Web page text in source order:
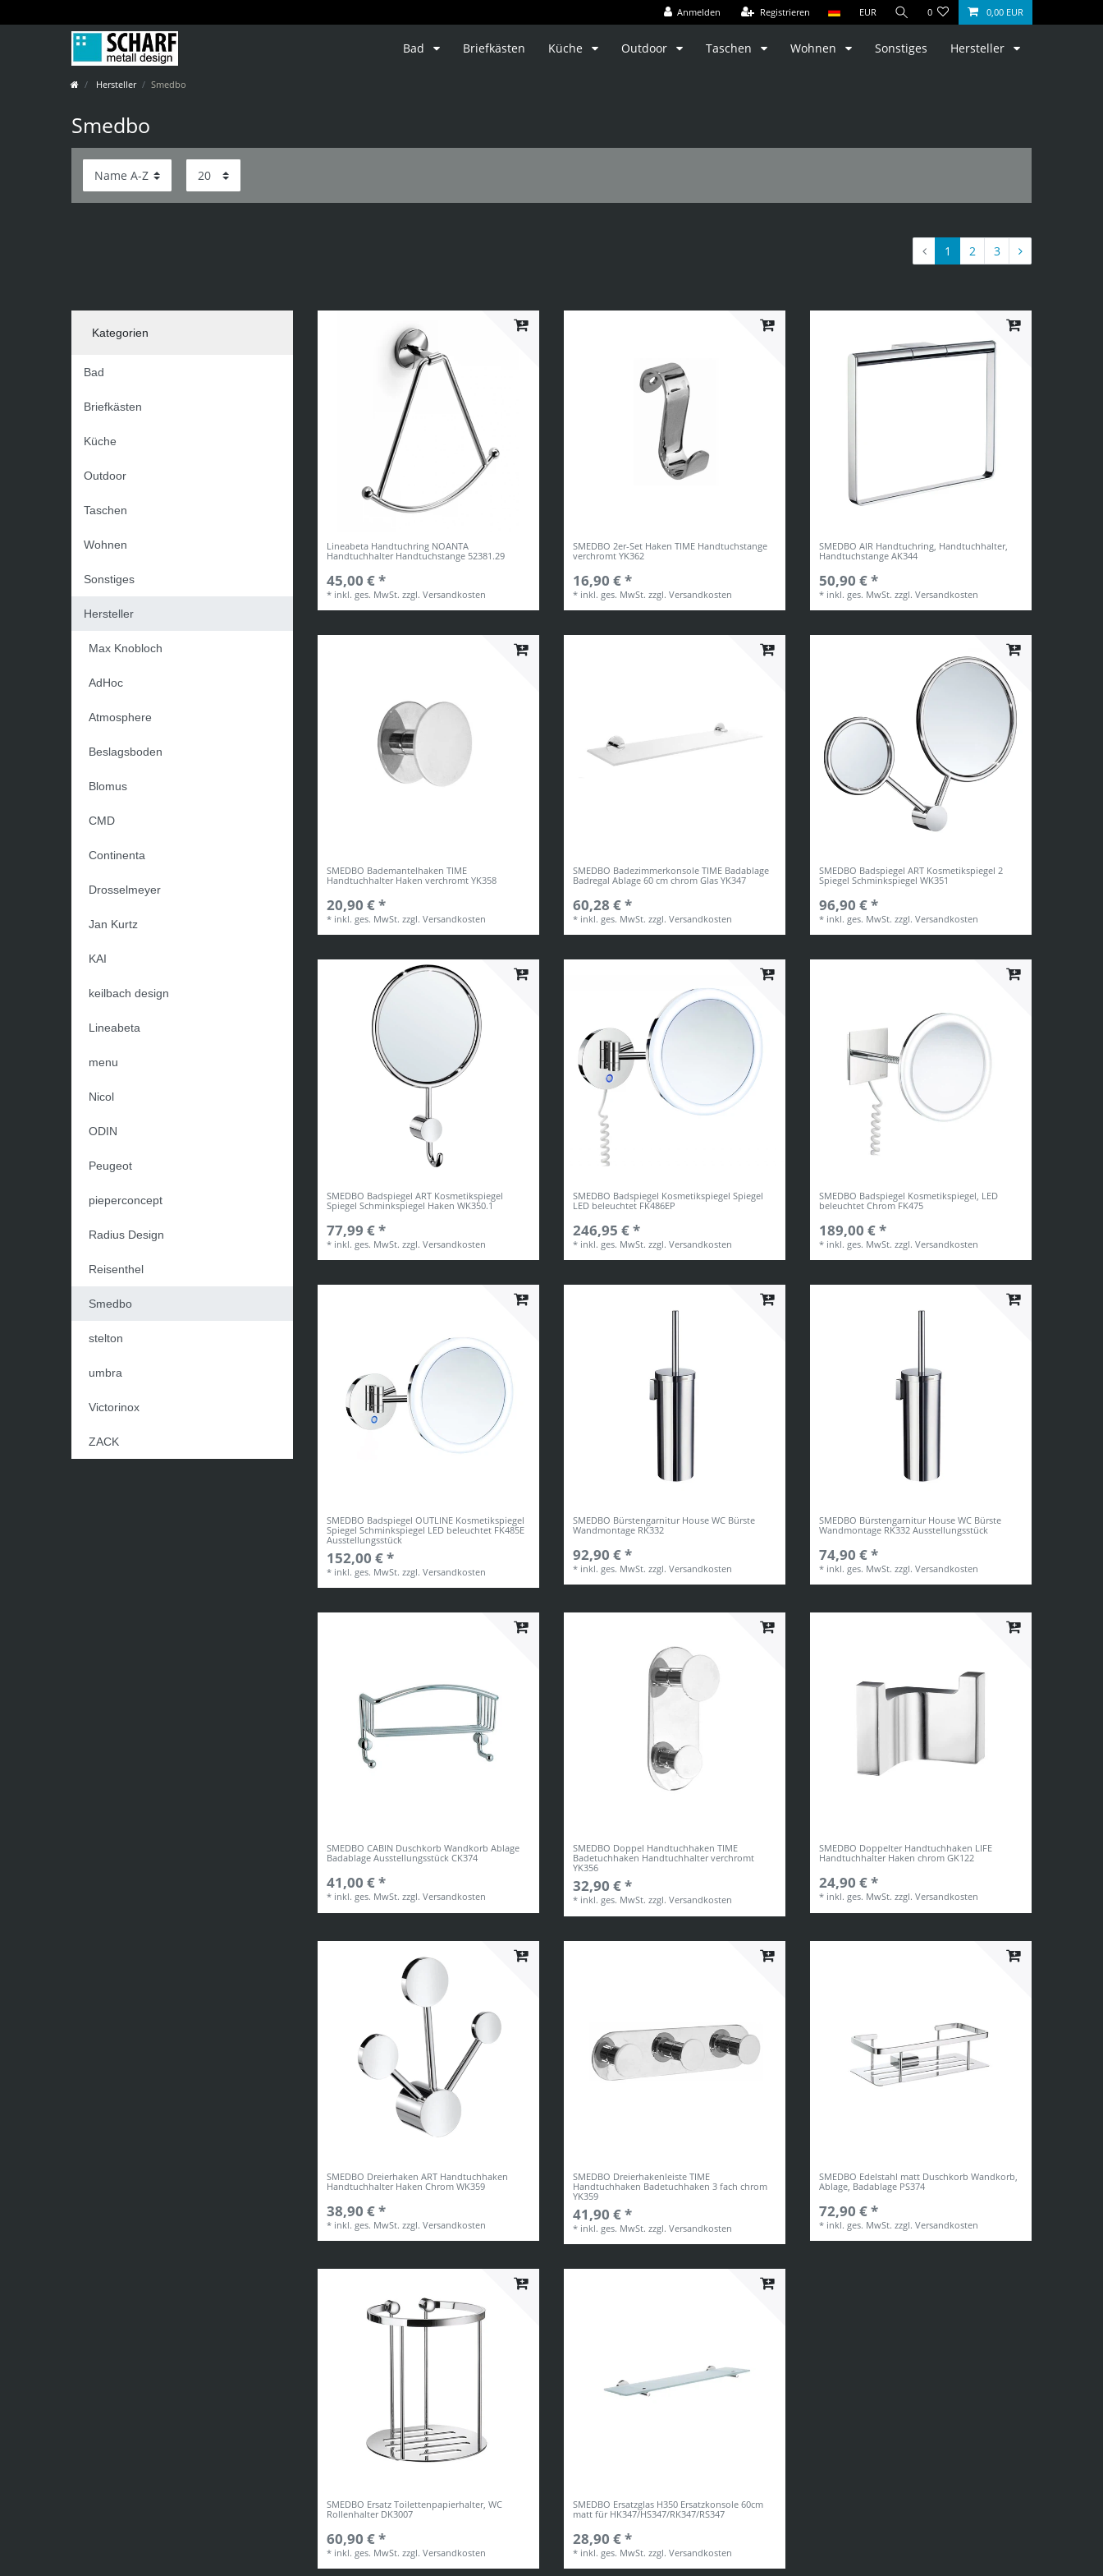
Anmelden Registrieren EUR 0 0,00 EUR
Bad Briefkästen Küche Outdoor Taschen Wohnen Sonstiges Hersteller
Hersteller Smedbo
Smedbo
1 2 3
Kategorien
Bad
Briefkästen
Küche
Outdoor
Taschen
Wohnen
Sonstiges
Hersteller
Max Knobloch
AdHoc
Atmosphere
Beslagsboden
Blomus
CMD
Continenta
Drosselmeyer
Jan Kurtz
KAI
keilbach design
Lineabeta
menu
Nicol
ODIN
Peugeot
pieperconcept
Radius Design
Reisenthel
Smedbo
stelton
umbra
Victorinox
ZACK
Lineabeta Handtuchring NOANTA
Handtuchhalter Handtuchstange 52381.29
45,00 € *
* inkl. ges. MwSt. zzgl.Versandkosten
SMEDBO 2er-Set Haken TIME Handtuchstange
verchromt YK362
16,90 € *
* inkl. ges. MwSt. zzgl.Versandkosten
SMEDBO AIR Handtuchring, Handtuchhalter,
Handtuchstange AK344
50,90 € *
* inkl. ges. MwSt. zzgl.Versandkosten
SMEDBO Bademantelhaken TIME
Handtuchhalter Haken verchromt YK358
20,90 € *
* inkl. ges. MwSt. zzgl.Versandkosten
SMEDBO Badezimmerkonsole TIME Badablage
Badregal Ablage 60 cm chrom Glas YK347
60,28 € *
* inkl. ges. MwSt. zzgl.Versandkosten
SMEDBO Badspiegel ART Kosmetikspiegel 2
Spiegel Schminkspiegel WK351
96,90 € *
* inkl. ges. MwSt. zzgl.Versandkosten
SMEDBO Badspiegel ART Kosmetikspiegel
Spiegel Schminkspiegel Haken WK350.1
77,99 € *
* inkl. ges. MwSt. zzgl.Versandkosten
SMEDBO Badspiegel Kosmetikspiegel Spiegel
LED beleuchtet FK486EP
246,95 € *
* inkl. ges. MwSt. zzgl.Versandkosten
SMEDBO Badspiegel Kosmetikspiegel, LED
beleuchtet Chrom FK475
189,00 € *
* inkl. ges. MwSt. zzgl.Versandkosten
SMEDBO Badspiegel OUTLINE Kosmetikspiegel
Spiegel Schminkspiegel LED beleuchtet FK485E
Ausstellungsstück
152,00 € *
* inkl. ges. MwSt. zzgl.Versandkosten
SMEDBO Bürstengarnitur House WC Bürste
Wandmontage RK332
92,90 € *
* inkl. ges. MwSt. zzgl.Versandkosten
SMEDBO Bürstengarnitur House WC Bürste
Wandmontage RK332 Ausstellungsstück
74,90 € *
* inkl. ges. MwSt. zzgl.Versandkosten
SMEDBO CABIN Duschkorb Wandkorb Ablage
Badablage Ausstellungsstück CK374
41,00 € *
* inkl. ges. MwSt. zzgl.Versandkosten
SMEDBO Doppel Handtuchhaken TIME
Badetuchhaken Handtuchhalter verchromt
YK356
32,90 € *
* inkl. ges. MwSt. zzgl.Versandkosten
SMEDBO Doppelter Handtuchhaken LIFE
Handtuchhalter Haken chrom GK122
24,90 € *
* inkl. ges. MwSt. zzgl.Versandkosten
SMEDBO Dreierhaken ART Handtuchhaken
Handtuchhalter Haken Chrom WK359
38,90 € *
* inkl. ges. MwSt. zzgl.Versandkosten
SMEDBO Dreierhakenleiste TIME
Handtuchhaken Badetuchhaken 3 fach chrom
YK359
41,90 € *
* inkl. ges. MwSt. zzgl.Versandkosten
SMEDBO Edelstahl matt Duschkorb Wandkorb,
Ablage, Badablage PS374
72,90 € *
* inkl. ges. MwSt. zzgl.Versandkosten
SMEDBO Ersatz Toilettenpapierhalter, WC
Rollenhalter DK3007
60,90 € *
* inkl. ges. MwSt. zzgl.Versandkosten
SMEDBO Ersatzglas H350 Ersatzkonsole 60cm
matt für HK347/HS347/RK347/RS347
28,90 € *
* inkl. ges. MwSt. zzgl.Versandkosten